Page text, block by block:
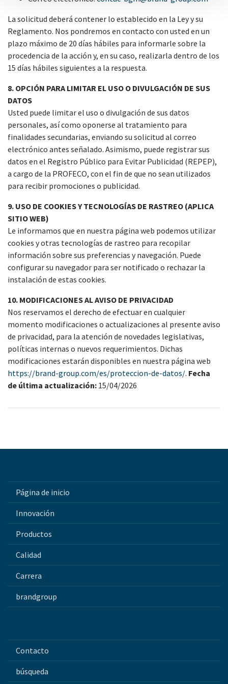
La solicitud deberá contener lo establecido en la Ley y su
Reglamento. Nos pondremos en contacto con usted en un
plazo máximo de 20 días hábiles para informarle sobre la
procedencia de la acción y, en su caso, realizarla dentro de los
15 días hábiles siguientes a la respuesta.
8. OPCIÓN PARA LIMITAR EL USO O DIVULGACIÓN DE SUS
DATOS
Usted puede limitar el uso o divulgación de sus datos
personales, así como oponerse al tratamiento para
finalidades secundarias, enviando su solicitud al correo
electrónico antes señalado. Asimismo, puede registrar sus
datos en el Registro Público para Evitar Publicidad (REPEP),
a cargo de la PROFECO, con el fin de que no sean utilizados
para recibir promociones o publicidad.
9. USO DE COOKIES Y TECNOLOGÍAS DE RASTREO (APLICA
SITIO WEB)
Le informamos que en nuestra página web podemos utilizar
cookies y otras tecnologías de rastreo para recopilar
información sobre sus preferencias y navegación. Puede
configurar su navegador para ser notificado o rechazar la
instalación de estas cookies.
10. MODIFICACIONES AL AVISO DE PRIVACIDAD
Nos reservamos el derecho de efectuar en cualquier
momento modificaciones o actualizaciones al presente aviso
de privacidad, para la atención de novedades legislativas,
políticas internas o nuevos requerimientos. Dichas
modificaciones estarán disponibles en nuestra página web
https://brand-group.com/es/proteccion-de-datos/. Fecha
de última actualización: 15/04/2026
Página de inicio
Innovación
Productos
Calidad
Carrera
brandgroup
Contacto
búsqueda